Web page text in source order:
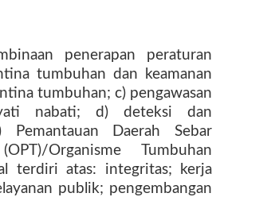
penerapan peraturan
tumbuhan dan keamanan
tumbuhan; c) pengawasan
nabati; d) deteksi dan
Daerah Sebar
Organisme Tumbuhan
terdiri atas: integritas; kerja
publik; pengembangan